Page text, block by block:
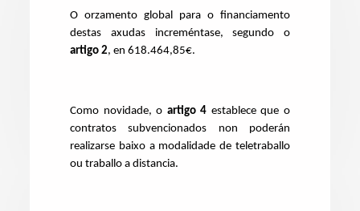
O orzamento global para o financiamento
destas axudas increméntase, segundo o
artigo 2, en 618.464,85€.
Como novidade, o artigo 4 establece que o
contratos subvencionados non poderán
realizarse baixo a modalidade de teletraballo
ou traballo a distancia.